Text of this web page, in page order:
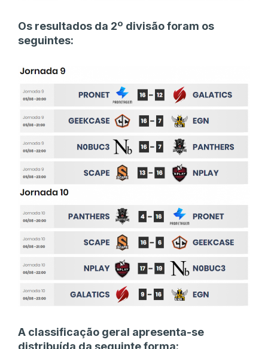
Os resultados da 2º divisão foram os
seguintes:
A classificação geral apresenta-se
distribuída da seguinte forma: